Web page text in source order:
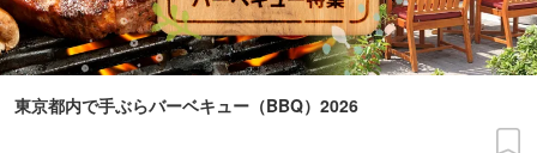
東京都内で手ぶらバーベキュー（BBQ）2026